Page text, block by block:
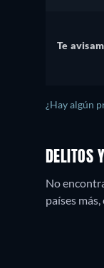
Te
¿Hay algún
DELITOS
No
países